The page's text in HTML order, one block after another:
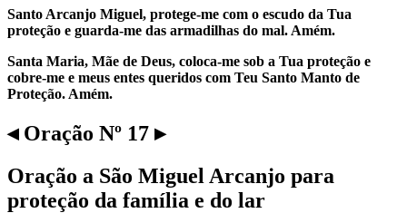
Santo Arcanjo Miguel, protege-me com o escudo da Tua
proteção e guarda-me das armadilhas do mal. Amém.
Santa Maria, Mãe de Deus, coloca-me sob a Tua proteção e
cobre-me e meus entes queridos com Teu Santo Manto de
Proteção. Amém.
◂ Oração Nº 17 ▸
Oração a São Miguel Arcanjo para
proteção da família e do lar